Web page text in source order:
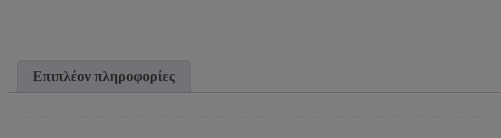
Επιπλέον πληροφορίες